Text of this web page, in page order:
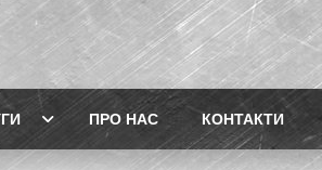
ПРО НАС КОНТАКТИ